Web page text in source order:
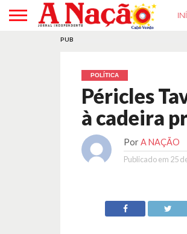
PUB
POLÍTICA
Péricles
à cadeira
Por A NAÇÃO
Publicado em 25